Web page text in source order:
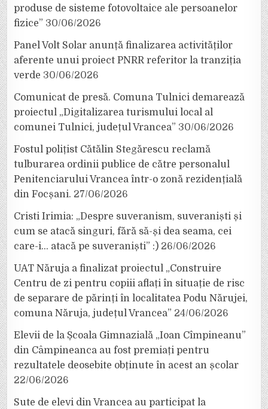
produse de sisteme fotovoltaice ale persoanelor
fizice” 30/06/2026
Panel Volt Solar anunță finalizarea activităților
aferente unui proiect PNRR referitor la tranziția
verde 30/06/2026
Comunicat de presă. Comuna Tulnici demarează
proiectul „Digitalizarea turismului local al
comunei Tulnici, județul Vrancea” 30/06/2026
Fostul polițist Cătălin Stegărescu reclamă
tulburarea ordinii publice de către personalul
Penitenciarului Vrancea într-o zonă rezidențială
din Focșani. 27/06/2026
Cristi Irimia: „Despre suveranism, suveraniști și
cum se atacă singuri, fără să-și dea seama, cei
care-i… atacă pe suveraniști” :) 26/06/2026
UAT Năruja a finalizat proiectul „Construire
Centru de zi pentru copiii aflați în situație de risc
de separare de părinți în localitatea Podu Nărujei,
comuna Năruja, județul Vrancea” 24/06/2026
Elevii de la Școala Gimnazială „Ioan Cîmpineanu”
din Câmpineanca au fost premiați pentru
rezultatele deosebite obținute în acest an școlar
22/06/2026
Sute de elevi din Vrancea au participat la